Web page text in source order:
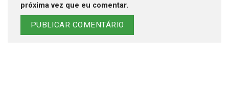
próxima vez que eu comentar.